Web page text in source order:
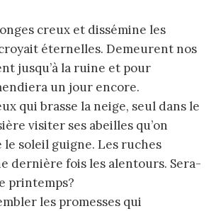
creux et dissémine les
croyait éternelles. Demeurent nos
jusqu’à la ruine et pour
un jour encore.
qui brasse la neige, seul dans le
visiter ses abeilles qu’on
soleil guigne. Les ruches
dernière fois les alentours. Sera-
printemps?
les promesses qui